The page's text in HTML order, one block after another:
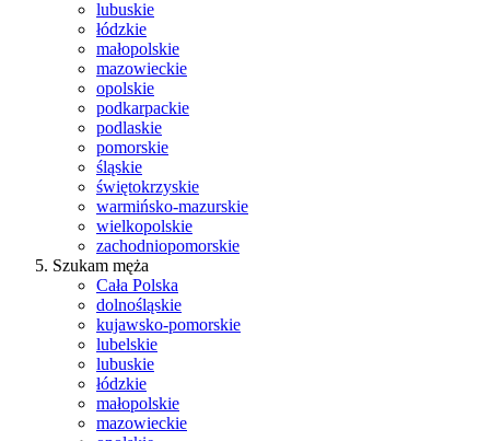
lubuskie
łódzkie
małopolskie
mazowieckie
opolskie
podkarpackie
podlaskie
pomorskie
śląskie
świętokrzyskie
warmińsko-mazurskie
wielkopolskie
zachodniopomorskie
Szukam męża
Cała Polska
dolnośląskie
kujawsko-pomorskie
lubelskie
lubuskie
łódzkie
małopolskie
mazowieckie